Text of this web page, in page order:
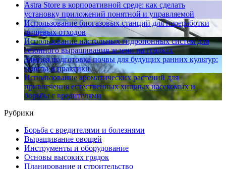
Astra Store в корпоративной среде: как сделать
установку приложений понятной и управляемой
Использование биогазовых станций для переработки
пищевых отходов
Использование настольных гидропонных систем для
сезонного выращивания зелени на грядках
Зимняя подготовка почвы для будущих ранних культур:
советы и практики
Использование ароматических растений для
привлечения естественных хищных насекомых и
борьбы с вредителями
Рубрики
Борьба с вредителями и болезнями
Выращивание овощей
Инструменты и оборудование
Основы высоких грядок
Планирование и строительство